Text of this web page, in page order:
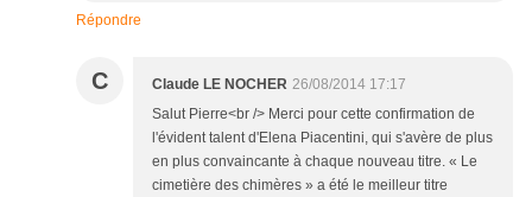
Répondre
C Claude LE NOCHER 26/08/2014 17:17
Salut Pierre<br /> Merci pour cette confirmation de
l'évident talent d'Elena Piacentini, qui s'avère de plus
en plus convaincante à chaque nouveau titre. « Le
cimetière des chimères » a été le meilleur titre